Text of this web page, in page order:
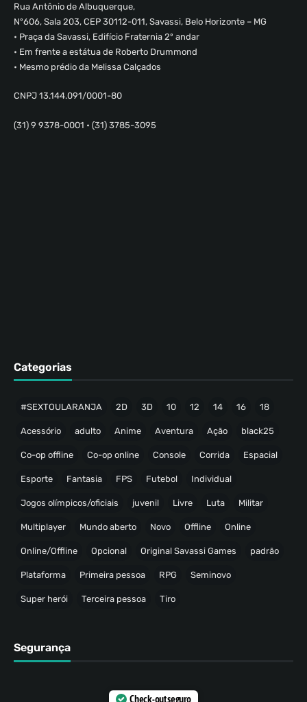
Rua Antônio de Albuquerque,
Nº606, Sala 203, CEP 30112-011, Savassi, Belo Horizonte – MG
• Praça da Savassi, Edifício Fraternia 2º andar
• Em frente a estátua de Roberto Drummond
• Mesmo prédio da Melissa Calçados
CNPJ 13.144.091/0001-80
(31) 9 9378-0001 • (31) 3785-3095
Categorias
#SEXTOULARANJA 2D 3D 10 12 14 16 18
Acessório adulto Anime Aventura Ação black25
Co-op offline Co-op online Console Corrida Espacial
Esporte Fantasia FPS Futebol Individual
Jogos olímpicos/oficiais juvenil Livre Luta Militar
Multiplayer Mundo aberto Novo Offline Online
Online/Offline Opcional Original Savassi Games padrão
Plataforma Primeira pessoa RPG Seminovo
Super herói Terceira pessoa Tiro
Segurança
Check-out seguro